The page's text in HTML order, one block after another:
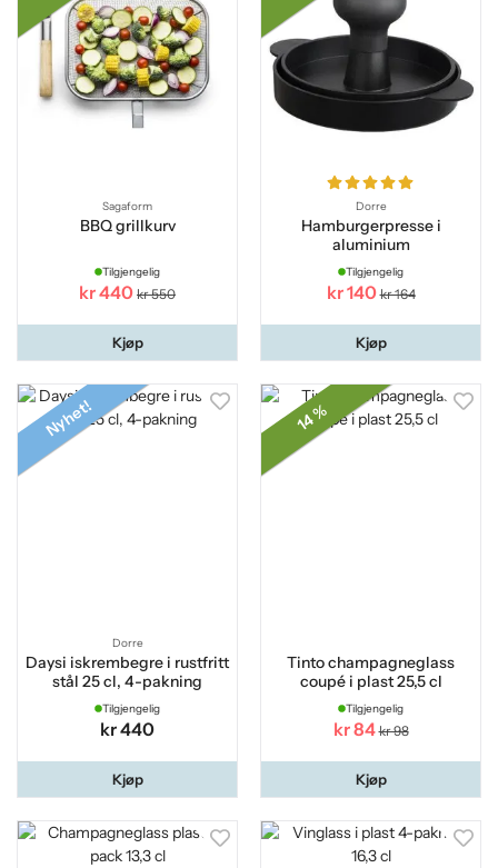
Sagaform
BBQ grillkurv
Tilgjengelig
kr 440 kr 550
Kjøp
Dorre
Hamburgerpresse i
aluminium
Tilgjengelig
kr 140 kr 164
Kjøp
Nyhet!
Dorre
Daysi iskrembegre i rustfritt
stål 25 cl, 4-pakning
Tilgjengelig
kr 440
Kjøp
14 %
Tinto champagneglass
coupé i plast 25,5 cl
Tilgjengelig
kr 84 kr 98
Kjøp